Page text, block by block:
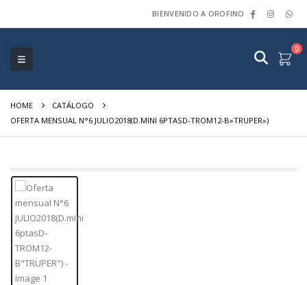
BIENVENIDO A OROFINO
0
HOME
CATÁLOGO
OFERTA MENSUAL N°6 JULIO2018(D.MINI 6PTASD-TROM12-B»TRUPER»)